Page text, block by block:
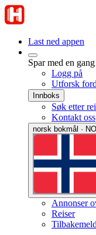
Last ned appen
Spar med en
Logg på
Utforsk
Innboks
Søk etter
Kontakt oss
norsk bokmål ·
Annonser
Reiser